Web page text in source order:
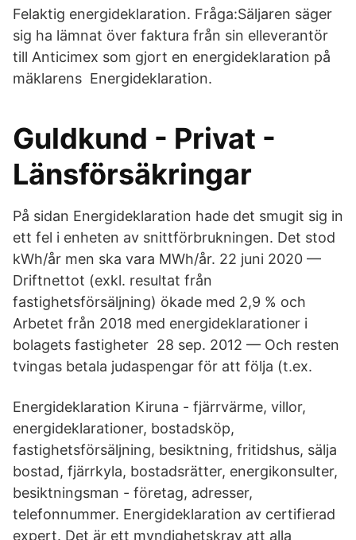
Felaktig energideklaration. Fråga:Säljaren säger
sig ha lämnat över faktura från sin elleverantör
till Anticimex som gjort en energideklaration på
mäklarens Energideklaration.
Guldkund - Privat -
Länsförsäkringar
På sidan Energideklaration hade det smugit sig in
ett fel i enheten av snittförbrukningen. Det stod
kWh/år men ska vara MWh/år. 22 juni 2020 —
Driftnettot (exkl. resultat från
fastighetsförsäljning) ökade med 2,9 % och
Arbetet från 2018 med energideklarationer i
bolagets fastigheter 28 sep. 2012 — Och resten
tvingas betala judaspengar för att följa (t.ex.
Energideklaration Kiruna - fjärrvärme, villor,
energideklarationer, bostadsköp,
fastighetsförsäljning, besiktning, fritidshus, sälja
bostad, fjärrkyla, bostadsrätter, energikonsulter,
besiktningsman - företag, adresser,
telefonnummer. Energideklaration av certifierad
expert. Det är ett myndighetskrav att alla